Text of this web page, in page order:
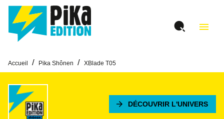
MENU RECHERCHE
PIED DE PAGE
menu
Accueil / Pika Shônen / XBlade T05
arrow_forward DÉCOUVRIR L'UNIVERS